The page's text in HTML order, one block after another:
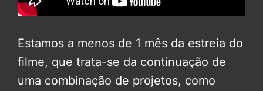
Estamos a menos de 1 mês da estreia do
filme, que trata-se da continuação de
uma combinação de projetos, como